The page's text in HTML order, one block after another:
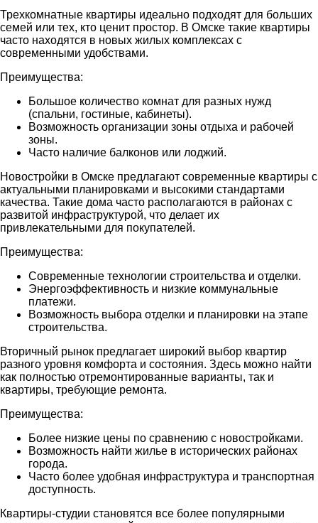
Трехкомнатные квартиры идеально подходят для больших
семей или тех, кто ценит простор. В Омске такие квартиры
часто находятся в новых жилых комплексах с
современными удобствами.
Преимущества:
Большое количество комнат для разных нужд
(спальни, гостиные, кабинеты).
Возможность организации зоны отдыха и рабочей
зоны.
Часто наличие балконов или лоджий.
Новостройки в Омске предлагают современные квартиры с
актуальными планировками и высокими стандартами
качества. Такие дома часто располагаются в районах с
развитой инфраструктурой, что делает их
привлекательными для покупателей.
Преимущества:
Современные технологии строительства и отделки.
Энергоэффективность и низкие коммунальные
платежи.
Возможность выбора отделки и планировки на этапе
строительства.
Вторичный рынок предлагает широкий выбор квартир
разного уровня комфорта и состояния. Здесь можно найти
как полностью отремонтированные варианты, так и
квартиры, требующие ремонта.
Преимущества:
Более низкие цены по сравнению с новостройками.
Возможность найти жилье в исторических районах
города.
Часто более удобная инфраструктура и транспортная
доступность.
Квартиры-студии становятся все более популярными